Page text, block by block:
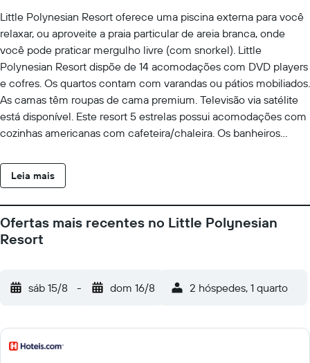
Little Polynesian Resort oferece uma piscina externa para você
relaxar, ou aproveite a praia particular de areia branca, onde
você pode praticar mergulho livre (com snorkel). Little
Polynesian Resort dispõe de 14 acomodações com DVD players
e cofres. Os quartos contam com varandas ou pátios mobiliados.
As camas têm roupas de cama premium. Televisão via satélite
está disponível. Este resort 5 estrelas possui acomodações com
cozinhas americanas com cafeteira/chaleira. Os banheiros
cortesia e secadores de cabelo. Este resort em Rarotonga
dispõe de Wi-Fi grátis. Escrivaninhas e telefones estão
passar roupa e cortinas blackout. A preparação de cama para
dormir é fornecida todas as noites e o serviço de limpeza é
atividades recreativas listadas abaixo estão disponíveis na
Leia mais
Ofertas mais recentes no Little Polynesian
Resort
sáb 15/8 - dom 16/8 2 hóspedes, 1 quarto